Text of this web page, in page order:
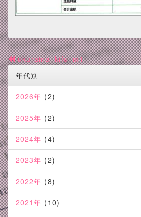
ukuraina_kifu_m1
年代別
2026年 (2)
2025年 (2)
2024年 (4)
2023年 (2)
2022年 (8)
2021年 (10)